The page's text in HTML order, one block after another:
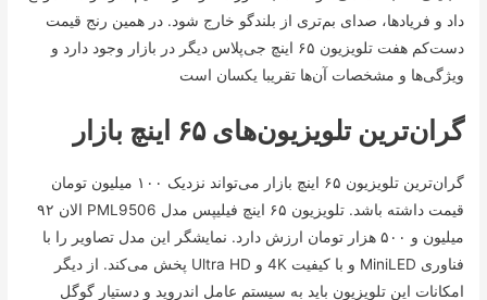
داد و فریاد‌ها، صدای بم‌تری از بلندگو خارج شود. در همین رنج قیمت
دست‌کم هفت تلویزیون ۶۵ اینچ جی‌پلاس دیگر در بازار وجود دارد و
ویژگی‌ها و مشخصات آن‌ها تقریبا یکسان است
گران‌ترین تلویزیون‌های ۶۵ اینچ بازار
گران‌ترین تلویزیون ۶۵ اینچ بازار می‌تواند نزدیک ۱۰۰ میلیون تومان
قیمت داشته باشد. تلویزیون ۶۵ اینچ فیلیپس مدل PML9506 الان ۹۲
میلیون و ۵۰۰ هزار تومان ارزش دارد. نمایشگر این مدل تصاویر را با
فناوری MiniLED و با کیفیت 4K و Ultra HD پخش می‌کند. از دیگر
امکانات این تلویزیون باید به سیستم عامل اندروید و دستیار گوگل